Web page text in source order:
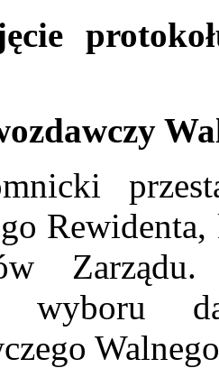
Rewidenta,